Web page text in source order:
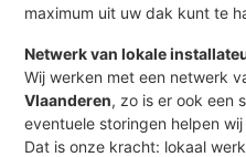
maximum uit uw dak kunt te
Netwerk van lokale
Wij werken met een netwerk
Vlaanderen, zo is er ook een
eventuele storingen helpen
Dat is onze kracht: lokaal